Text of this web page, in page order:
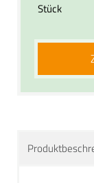
Stück